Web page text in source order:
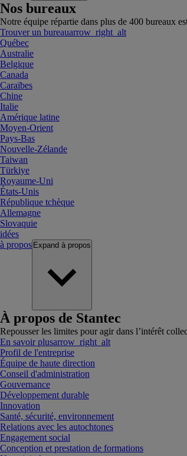
Nos bureaux
Notre équipe répartie dans plus de 400 bureaux
Trouver un bureauarrow_right_alt
Québec
Australie
Belgique
Canada
Caraïbes
Chine
Italie
Amérique latine
Moyen-Orient
Pays-Bas
Nouvelle-Zélande
Taiwan
Türkiye
Royaume-Uni
États-Unis
République tchèque
Allemagne
Slovaquie
idées
à propos Expand à propos
À propos de Stantec
Repousser les limites pour agir dans l’intérêt
En savoir plusarrow_right_alt
Profil de l'entreprise
Équipe de haute direction
Conseil d'administration
Gouvernance
Développement durable
Innovation
Santé, sécurité, environnement
Relations avec les autochtones
Engagement social
Conception et prestation de formations